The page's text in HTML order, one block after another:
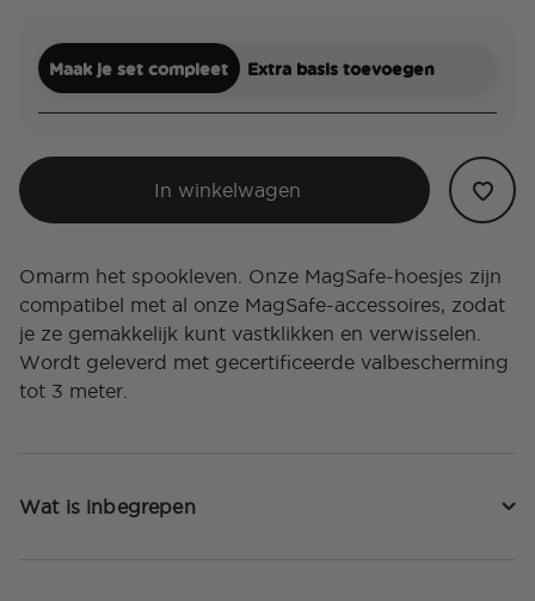
Maak je set compleet Extra basis toevoegen
In winkelwagen
Omarm het spookleven. Onze MagSafe-hoesjes zijn
compatibel met al onze MagSafe-accessoires, zodat
je ze gemakkelijk kunt vastklikken en verwisselen.
Wordt geleverd met gecertificeerde valbescherming
tot 3 meter.
Wat is inbegrepen